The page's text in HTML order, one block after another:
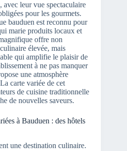
avec leur vue spectaculaire
pour les gourmets.
bauduen est reconnu pour
marie produits locaux et
offre non
élevée, mais
qui amplifie le plaisir de
à ne pas manquer
une atmosphère
carte variée de cet
de cuisine traditionnelle
de nouvelles saveurs.
à Bauduen : des hôtels
une destination culinaire.